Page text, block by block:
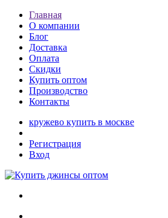
Главная
О компании
Блог
Доставка
Оплата
Скидки
Купить оптом
Производство
Контакты
кружево купить в москве
Регистрация
Вход